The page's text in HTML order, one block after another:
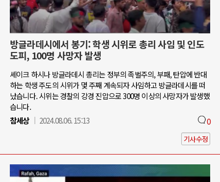
방글라데시에서 봉기: 학생 시위로 총리 사임 및 인도
도피, 100명 사망자 발생
셰이크 하시나 방글라데시 총리는 정부의 족벌주의, 부패, 탄압에 반대
하는 학생 주도의 시위가 몇 주째 계속되자 사임하고 방글라데시를 떠
났습니다. 시위는 경찰의 강경 진압으로 300명 이상의 사망자가 발생했
습니다.
참세상
2024.08.06. 15:13 0
기사수정